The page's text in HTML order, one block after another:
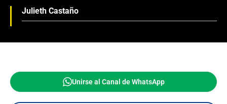
Julieth Castaño
Unirse al Canal de WhatsApp